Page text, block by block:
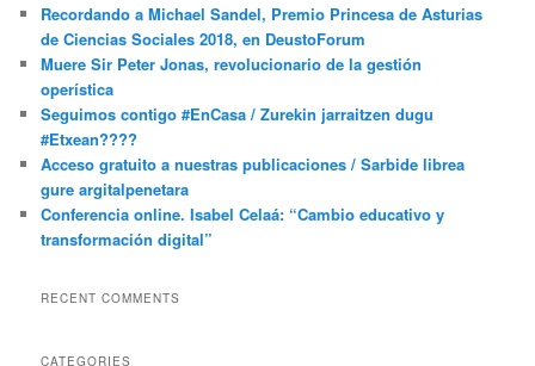
Recordando a Michael Sandel, Premio Princesa de Asturias
de Ciencias Sociales 2018, en DeustoForum
Muere Sir Peter Jonas, revolucionario de la gestión
operística
Seguimos contigo #EnCasa / Zurekin jarraitzen dugu
#Etxean????
Acceso gratuito a nuestras publicaciones / Sarbide librea
gure argitalpenetara
Conferencia online. Isabel Celaá: “Cambio educativo y
transformación digital”
RECENT COMMENTS
CATEGORIES